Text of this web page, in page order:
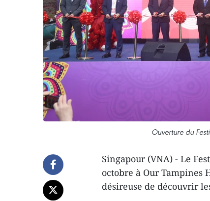
Ouverture du
Singapour (VNA) - Le
octobre à Our Tampines
désireuse de découvrir